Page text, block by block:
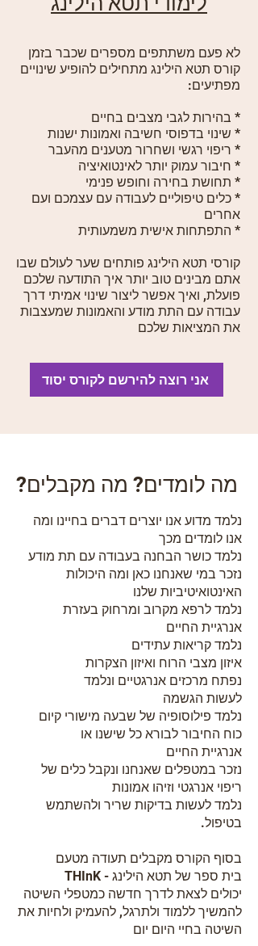
לא פעם משתתפים מספרים שכבר בזמן
קורס תטא הילינג מתחילים להופיע שינויים
מפתיעים:
* בהירות לגבי מצבים בחיים
* שינוי בדפוסי חשיבה ואמונות ישנות
* ריפוי רגשי ושחרור מטענים מהעבר
* חיבור עמוק יותר לאינטואיציה
* תחושת בחירה וחופש פנימי
* כלים טיפוליים לעבודה עם עצמכם ועם
אחרים
* התפתחות אישית משמעותית
קורסי תטא הילינג פותחים שער לעולם שבו
אתם מבינים טוב יותר איך התודעה שלכם
פועלת, ואיך אפשר ליצור שינוי אמיתי דרך
עבודה עם התת מודע והאמונות שמעצבות
את המציאות שלכם
אני רוצה להירשם לקורס יסוד
מה לומדים? מה מקבלים?
נלמד מדוע אנו יוצרים דברים בחיינו ומה
אנו לומדים מכך
נלמד כושר הבחנה בעבודה עם תת מודע
נזכר במי שאנחנו כאן ומה היכולות
האינטואיטיביות שלנו
נלמד לרפא מקרוב ומרחוק בעזרת
אנרגיית החיים
נלמד קריאות עתידים
איזון מצבי הרוח ואיזון הצקרות
נפתח מרכזים אנרגטיים ונלמד
לעשות הגשמה
נלמד פילוסופיה של שבעה מישורי קיום
כוח החיבור לבורא כל שישנו או
אנרגיית החיים
נזכר במטפלים שאנחנו ונקבל כלים של
ריפוי אנרגטי וזיהו אמונות
נלמד לעשות בדיקות שריר ולהשתמש
בטיפול.
בסוף הקורס מקבלים תעודה מטעם
בית ספר של תטא הילינג - THInK
יכולים לצאת לדרך חדשה כמטפלי השיטה
להמשיך ללמוד ולתרגל, להעמיק ולחיות את
השיטה בחיי היום יום